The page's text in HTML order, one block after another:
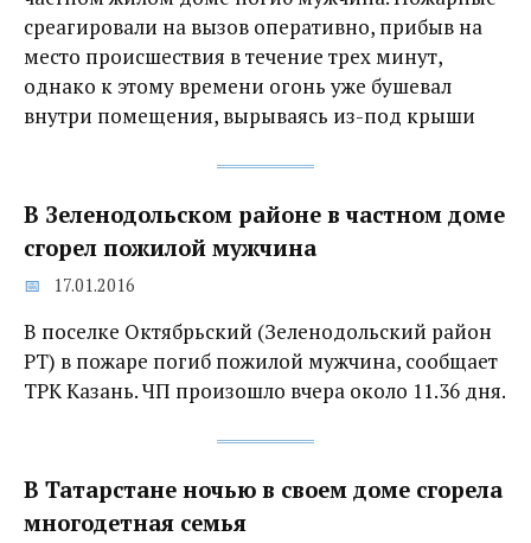
среагировали на вызов оперативно, прибыв на
место происшествия в течение трех минут,
однако к этому времени огонь уже бушевал
внутри помещения, вырываясь из-под крыши
В Зеленодольском районе в частном доме
сгорел пожилой мужчина
17.01.2016
В поселке Октябрьский (Зеленодольский район
РТ) в пожаре погиб пожилой мужчина, сообщает
ТРК Казань. ЧП произошло вчера около 11.36 дня.
В Татарстане ночью в своем доме сгорела
многодетная семья